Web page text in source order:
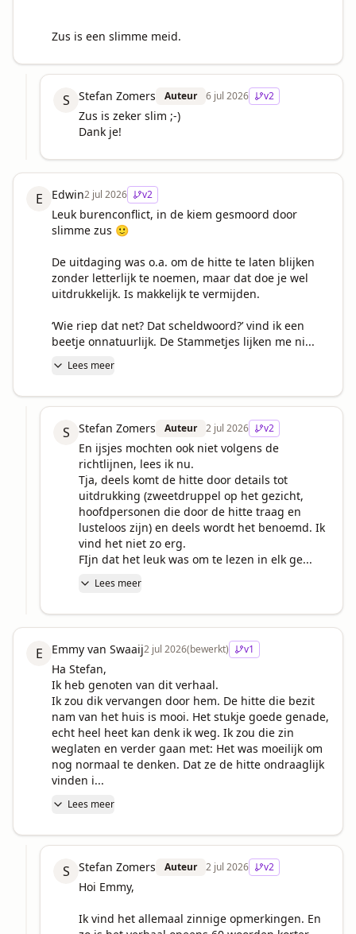
Zus is een slimme meid.
S Stefan Zomers Auteur 6 jul 2026 v2
Zus is zeker slim ;-)
Dank je!
E Edwin2 jul 2026 v2
Leuk burenconflict, in de kiem gesmoord door
slimme zus 🙂
De uitdaging was o.a. om de hitte te laten blijken
zonder letterlijk te noemen, maar dat doe je wel
uitdrukkelijk. Is makkelijk te vermijden.
‘Wie riep dat net? Dat scheldwoord?’ vind ik een
beetje onnatuurlijk. De Stammetjes lijken me ni...
Lees meer
S Stefan Zomers Auteur 2 jul 2026 v2
En ijsjes mochten ook niet volgens de
richtlijnen, lees ik nu.
Tja, deels komt de hitte door details tot
uitdrukking (zweetdruppel op het gezicht,
hoofdpersonen die door de hitte traag en
lusteloos zijn) en deels wordt het benoemd. Ik
vind het niet zo erg.
FIjn dat het leuk was om te lezen in elk ge...
Lees meer
E Emmy van Swaaij2 jul 2026(bewerkt) v1
Ha Stefan,
Ik heb genoten van dit verhaal.
Ik zou dik vervangen door hem. De hitte die bezit
nam van het huis is mooi. Het stukje goede genade,
echt heel heet kan denk ik weg. Ik zou die zin
weglaten en verder gaan met: Het was moeilijk om
nog normaal te denken. Dat ze de hitte ondraaglijk
vinden i...
Lees meer
S Stefan Zomers Auteur 2 jul 2026 v2
Hoi Emmy,
Ik vind het allemaal zinnige opmerkingen. En